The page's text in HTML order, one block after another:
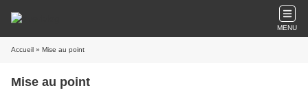
MENU
Accueil » Mise au point
Mise au point